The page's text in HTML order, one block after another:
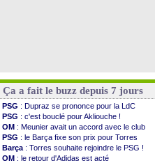
Ça a fait le buzz depuis 7 jours
PSG : Dupraz se prononce pour la LdC
PSG : c'est bouclé pour Akliouche !
OM : Meunier avait un accord avec le club
PSG : le Barça fixe son prix pour Torres
Barça : Torres souhaite rejoindre le PSG !
OM : le retour d'Adidas est acté